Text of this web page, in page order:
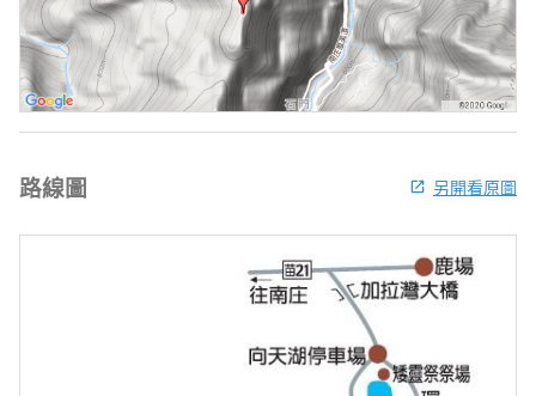
路線圖 另開看原圖